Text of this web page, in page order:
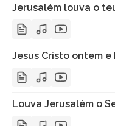
Jerusalém louva o
Jesus Cristo ontem e
Louva Jerusalém o